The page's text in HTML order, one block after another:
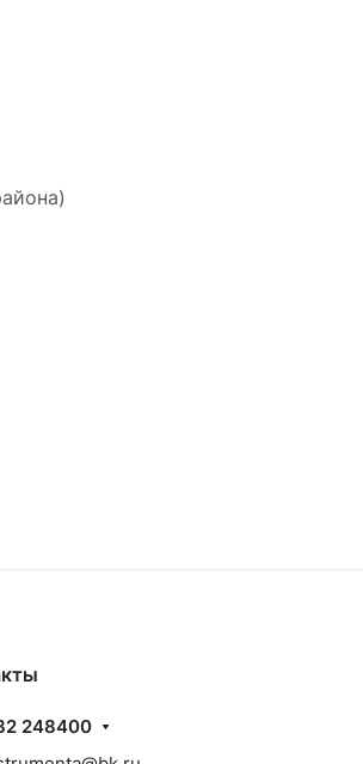
248400